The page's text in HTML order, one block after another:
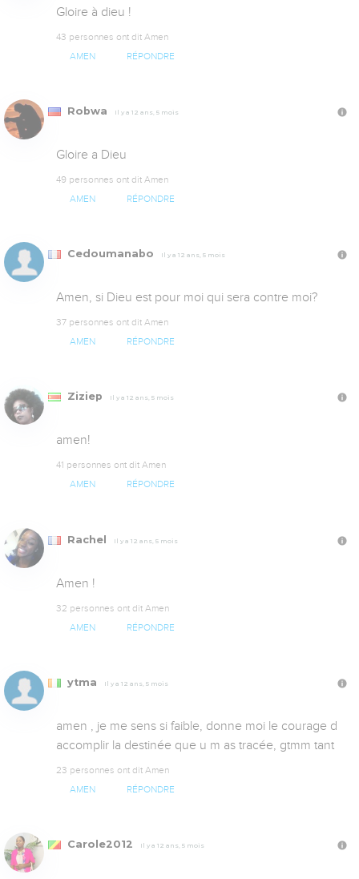
Gloire à dieu !
43 personnes ont dit Amen
AMEN RÉPONDRE
Robwa Il y a 12 ans, 5 mois
Gloire a Dieu
49 personnes ont dit Amen
AMEN RÉPONDRE
Cedoumanabo Il y a 12 ans, 5 mois
Amen, si Dieu est pour moi qui sera contre moi?
37 personnes ont dit Amen
AMEN RÉPONDRE
Ziziep Il y a 12 ans, 5 mois
amen!
41 personnes ont dit Amen
AMEN RÉPONDRE
Rachel Il y a 12 ans, 5 mois
Amen !
32 personnes ont dit Amen
AMEN RÉPONDRE
ytma Il y a 12 ans, 5 mois
amen , je me sens si faible, donne moi le courage d
accomplir la destinée que u m as tracée, gtmm tant
23 personnes ont dit Amen
AMEN RÉPONDRE
Carole2012 Il y a 12 ans, 5 mois